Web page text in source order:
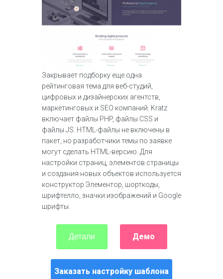
Закрывает подборку еще одна
рейтинговая тема для веб-студий,
цифровых и дизайнерских агентств,
маркетинговых и SEO компаний. Kratz
включает файлы PHP, файлы CSS и
файлы JS. HTML-файлы не включены в
пакет, но разработчики темы по заявке
могут сделать HTML-версию. Для
настройки страниц, элементов страницы
и создания новых объектов используется
конструктор Элементор, шорткоды,
шрифтелло, значки изображений и Google
шрифты.
Детали Демо
Заказать настройку шаблона